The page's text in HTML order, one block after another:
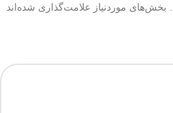
بخش‌های موردنیاز علامت‌گذاری شده‌اند